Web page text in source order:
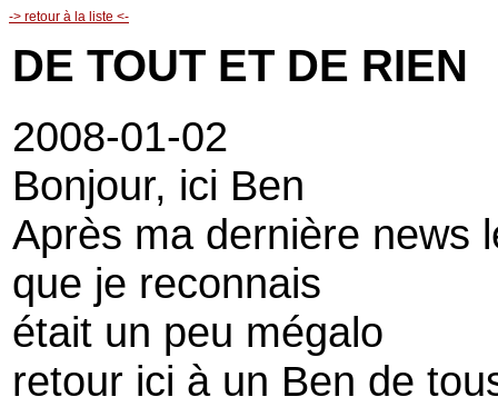
-> retour à la liste <-
DE TOUT ET DE RIEN
2008-01-02
Bonjour, ici Ben
Après ma dernière news
que je reconnais
était un peu mégalo
retour ici à un Ben de